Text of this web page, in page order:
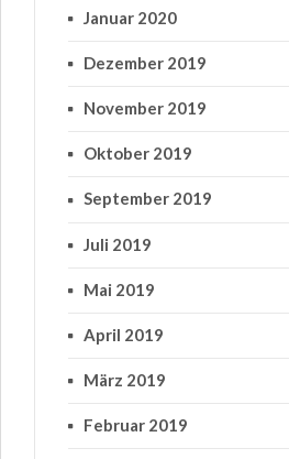
Januar 2020
Dezember 2019
November 2019
Oktober 2019
September 2019
Juli 2019
Mai 2019
April 2019
März 2019
Februar 2019